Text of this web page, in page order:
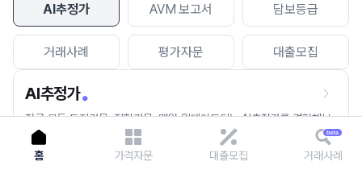
AI추정가 AVM 보고서 담보등급
거래사례 평가자문 대출모집
AI추정가
전국 모든 토지건물, 집합건물, 매월 업데이트되는 AI추정가를 경험해보
세요.
홈 가격자문 대출모집 거래사례